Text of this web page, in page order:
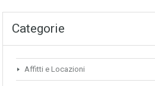
Categorie
Affitti e Locazioni